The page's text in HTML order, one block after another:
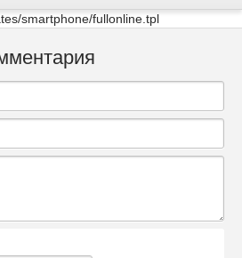
smartphone/fullonline.tpl